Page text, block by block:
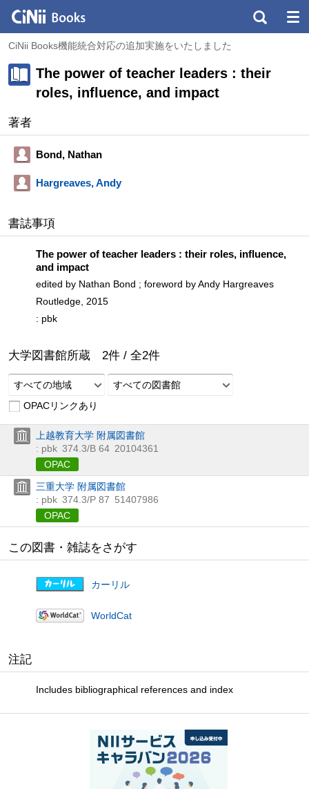
CiNii Books機能統合対応の追加実施をいたしました
The power of teacher leaders : their
roles, influence, and impact
著者
Bond, Nathan
Hargreaves, Andy
書誌事項
The power of teacher leaders : their roles, influence,
and impact
edited by Nathan Bond ; foreword by Andy Hargreaves
Routledge, 2015
: pbk
大学図書館所蔵 2件 / 全2件
すべての地域
すべての図書館
OPACリンクあり
上越教育大学 附属図書館
: pbk 374.3/B 64 20104361
OPAC
三重大学 附属図書館
: pbk 374.3/P 87 51407986
OPAC
この図書・雑誌をさがす
カーリル
WorldCat
注記
Includes bibliographical references and index